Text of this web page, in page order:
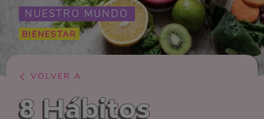
NUESTRO MUNDO
BIENESTAR
VOLVER A
8 Hábitos